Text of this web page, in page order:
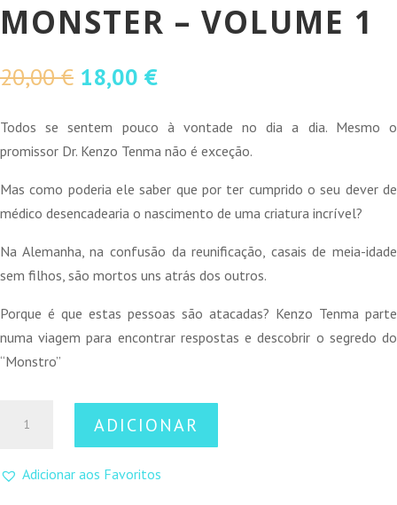
MONSTER – VOLUME 1
20,00€ O
original
era:
18,00 €O
atual
é:
Todos se sentem pouco à vontade no dia a dia. Mesmo o
promissor Dr. Kenzo Tenma não é exceção.
Mas como poderia ele saber que por ter cumprido o seu dever de
médico desencadearia o nascimento de uma criatura incrível?
Na Alemanha, na confusão da reunificação, casais de meia-idade
sem filhos, são mortos uns atrás dos outros.
Porque é que estas pessoas são atacadas? Kenzo Tenma parte
numa viagem para encontrar respostas e descobrir o segredo do
“Monstro”
-
ADICIONAR
Adicionar aos Favoritos